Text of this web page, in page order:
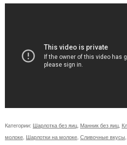
Категории: Шарлотка без яиц Манник без яиц
молоке Шарлотки на молоке Сливочные вкусы